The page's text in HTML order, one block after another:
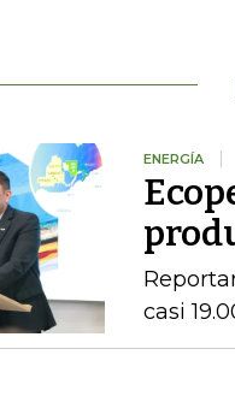
ENERGÍA
casi